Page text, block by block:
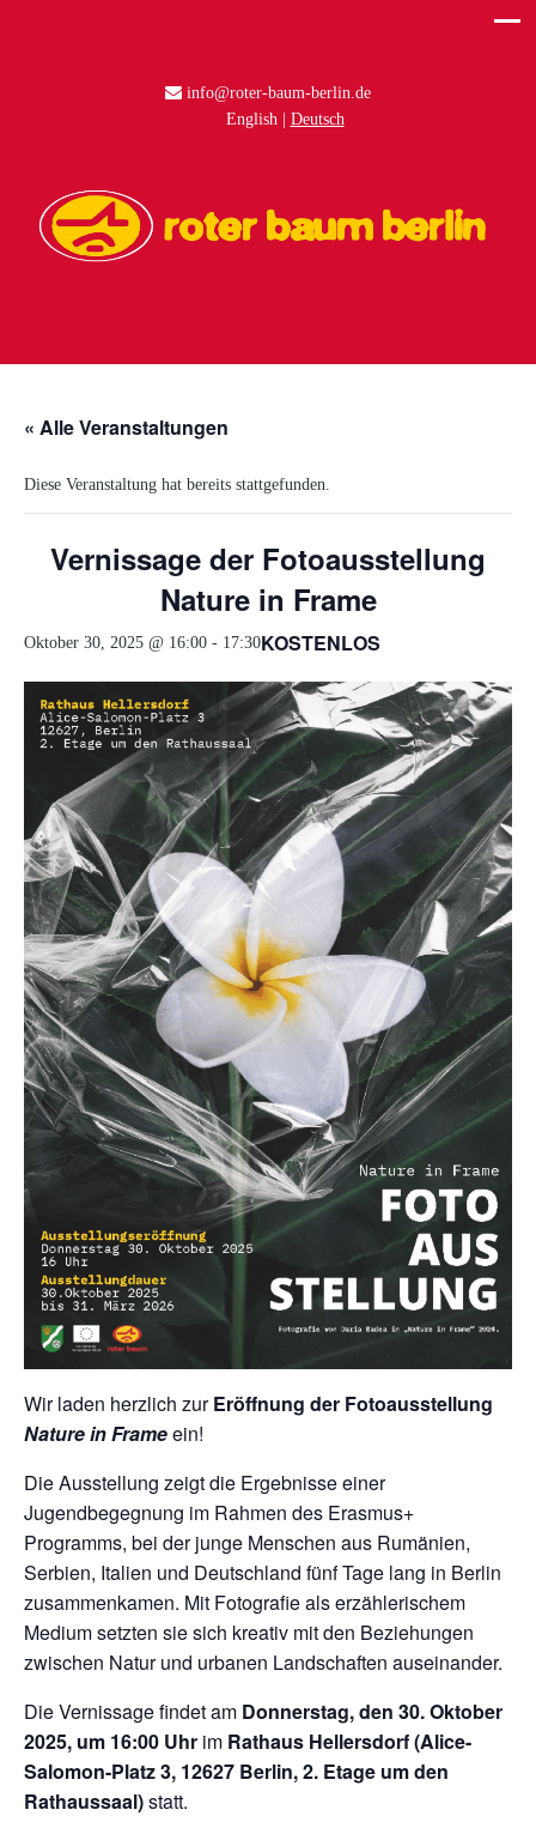
info@roter-baum-berlin.de
English
Deutsch
« Alle Veranstaltungen
Diese Veranstaltung hat bereits stattgefunden.
Vernissage der Fotoausstellung
Nature in Frame
Oktober 30, 2025 @ 16:00 - 17:30KOSTENLOS
Wir laden herzlich zurEröffnung der Fotoausstellung
Nature in Frameein!
Die Ausstellung zeigt die Ergebnisse einer
Jugendbegegnung im Rahmen des Erasmus+
Programms, bei der junge Menschen aus Rumänien,
Serbien, Italien und Deutschland fünf Tage lang in Berlin
zusammenkamen. Mit Fotografie als erzählerischem
Medium setzten sie sich kreativ mit den Beziehungen
zwischen Natur und urbanen Landschaften auseinander.
Die Vernissage findet am Donnerstag, den 30. Oktober
2025, um 16:00 Uhr im Rathaus Hellersdorf (Alice-
Salomon-Platz 3, 12627 Berlin, 2. Etage um den
Rathaussaal)statt.